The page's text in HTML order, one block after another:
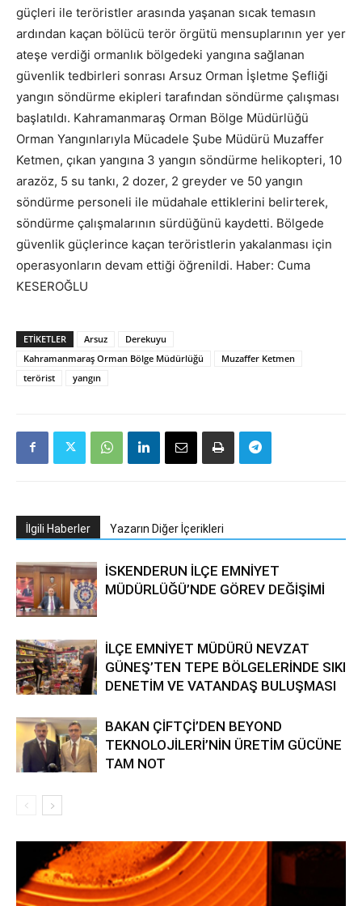
güçleri ile teröristler arasında yaşanan sıcak temasın
ardından kaçan bölücü terör örgütü mensuplarının yer yer
ateşe verdiği ormanlık bölgedeki yangına sağlanan
güvenlik tedbirleri sonrası Arsuz Orman İşletme Şefliği
yangın söndürme ekipleri tarafından söndürme çalışması
başlatıldı. Kahramanmaraş Orman Bölge Müdürlüğü
Orman Yangınlarıyla Mücadele Şube Müdürü Muzaffer
Ketmen, çıkan yangına 3 yangın söndürme helikopteri, 10
arazöz, 5 su tankı, 2 dozer, 2 greyder ve 50 yangın
söndürme personeli ile müdahale ettiklerini belirterek,
söndürme çalışmalarının sürdüğünü kaydetti. Bölgede
güvenlik güçlerince kaçan teröristlerin yakalanması için
operasyonların devam ettiği öğrenildi. Haber: Cuma
KESEROĞLU
ETIKETLER Arsuz
Derekuyu
Kahramanmaraş Orman Bölge Müdürlüğü
Muzaffer Ketmen
terörist
yangın
İlgili Haberler Yazarın Diğer İçerikleri
İSKENDERUN İLÇE EMNİYET
MÜDÜRLÜĞÜ’NDE GÖREV DEĞİŞİMİ
İLÇE EMNİYET MÜDÜRÜ NEVZAT
GÜNEŞ’TEN TEPE BÖLGELERİNDE SIKI
DENETİM VE VATANDAŞ BULUŞMASI
BAKAN ÇİFTÇİ’DEN BEYOND
TEKNOLOJİLERİ’NİN ÜRETİM GÜCÜNE
TAM NOT